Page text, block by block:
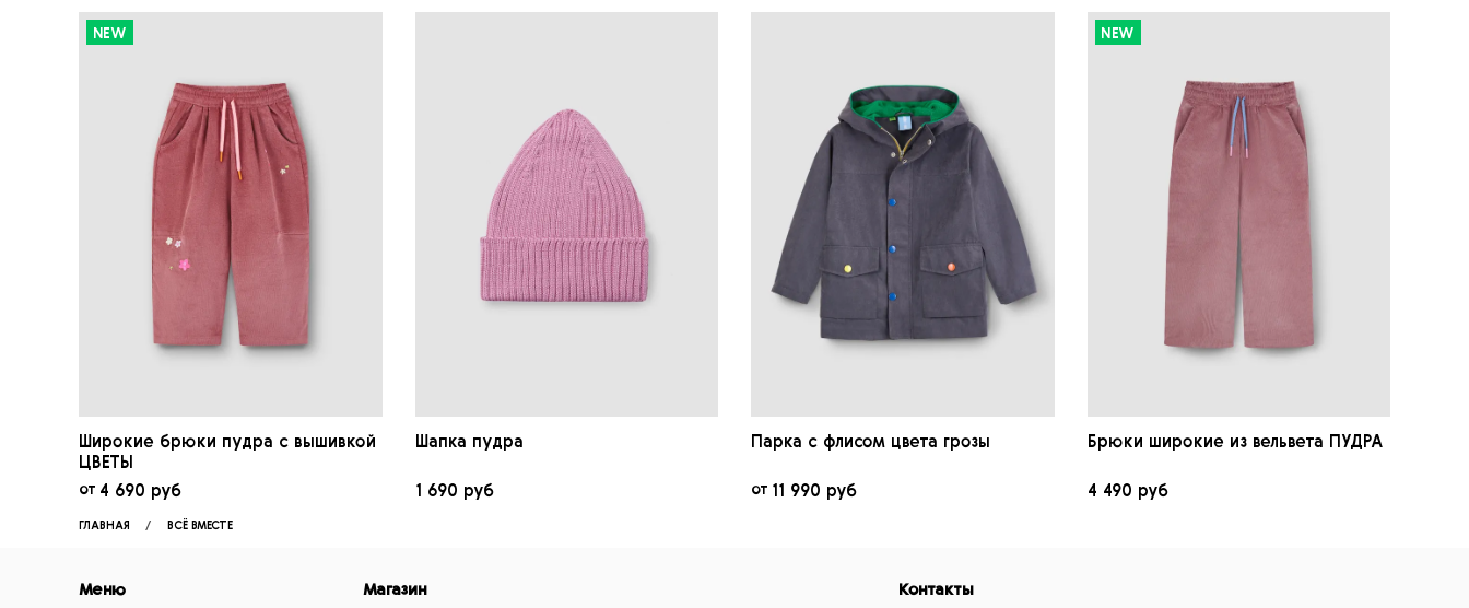
NEW
Широкие брюки пудра с вышивкой
ЦВЕТЫ
от 4 690 руб
Шапка пудра
1 690 руб
Парка c флисом цвета грозы
от 11 990 руб
NEW
Брюки широкие из вельвета ПУДРА
4 490 руб
ГЛАВНАЯ ВСЁ ВМЕСТЕ
Меню Магазин Контакты